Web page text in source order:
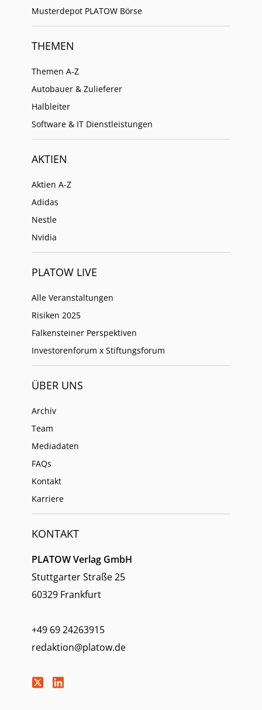
Musterdepot PLATOW Börse
THEMEN
Themen A-Z
Autobauer & Zulieferer
Halbleiter
Software & IT Dienstleistungen
AKTIEN
Aktien A-Z
Adidas
Nestle
Nvidia
PLATOW LIVE
Alle Veranstaltungen
Risiken 2025
Falkensteiner Perspektiven
Investorenforum x Stiftungsforum
ÜBER UNS
Archiv
Team
Mediadaten
FAQs
Kontakt
Karriere
KONTAKT
PLATOW Verlag GmbH
Stuttgarter Straße 25
60329 Frankfurt
+49 69 24263915
redaktion@platow.de